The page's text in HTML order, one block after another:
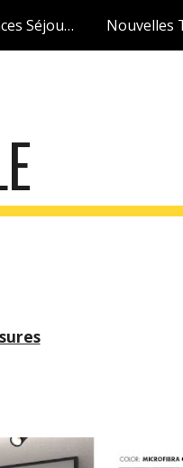
Nouvelles Tendances Séjours 2026 en Précommande